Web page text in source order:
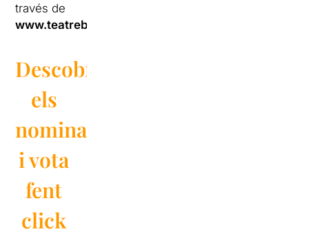
través de
www.teatrebarcelona.com
Descobreix
els
nominats
i vota
fent
click